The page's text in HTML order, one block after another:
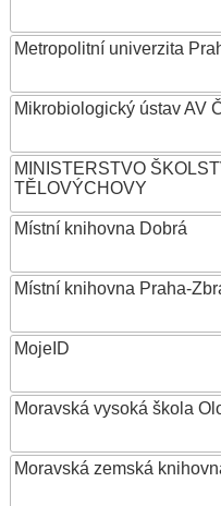
Metropolitní univerzita
Mikrobiologický ústav AV
MINISTERSTVO
TĚLOVÝCHOVY
Místní knihovna Dobrá
Místní knihovna Praha-
MojeID
Moravská vysoká škola
Moravská zemská